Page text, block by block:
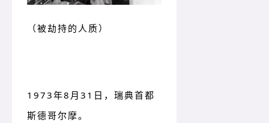
（被劫持的人质）
1973年8月31日，瑞典首都
斯德哥尔摩。